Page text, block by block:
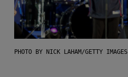
PHOTO BY NICK LAHAM/GETTY IMAGES